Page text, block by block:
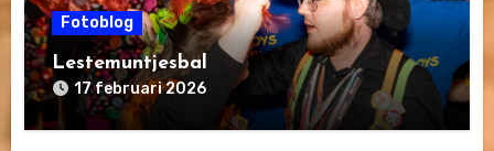
Fotoblog
Lestemuntjesbal
17 februari 2026